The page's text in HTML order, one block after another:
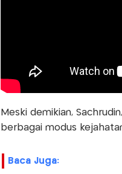
Meski demikian,
berbagai modus
Baca Juga: